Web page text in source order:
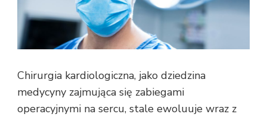
Chirurgia kardiologiczna, jako dziedzina
medycyny zajmująca się zabiegami
operacyjnymi na sercu, stale ewoluuje wraz z